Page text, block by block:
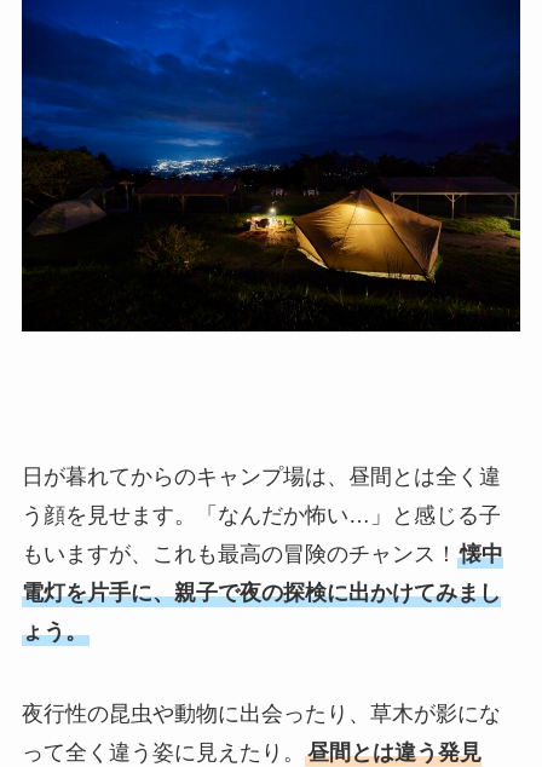
日が暮れてからのキャンプ場は、昼間とは全く違
う顔を見せます。「なんだか怖い…」と感じる子
もいますが、これも最高の冒険のチャンス！ 懐中
電灯を片手に、親子で夜の探検に出かけてみまし
ょう。
夜行性の昆虫や動物に出会ったり、草木が影にな
って全く違う姿に見えたり。 昼間とは違う発見